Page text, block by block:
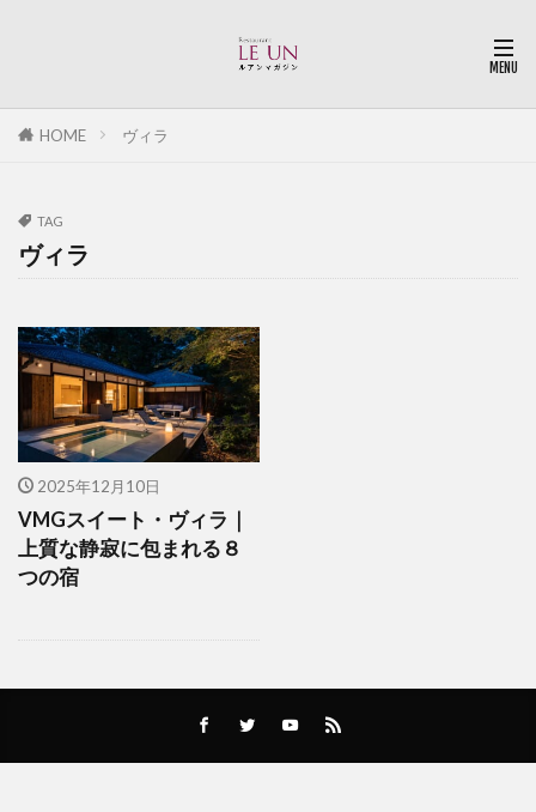
HOME ヴィラ
TAG
ヴィラ
2025年12月10日
VMGスイート・ヴィラ｜
上質な静寂に包まれる８
つの宿